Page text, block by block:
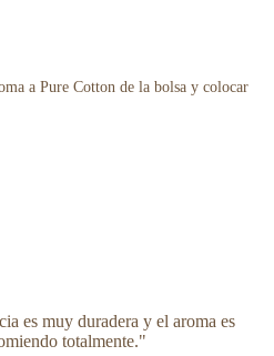
a Pure Cotton de la bolsa y colocar
es muy duradera y el aroma es
totalmente."